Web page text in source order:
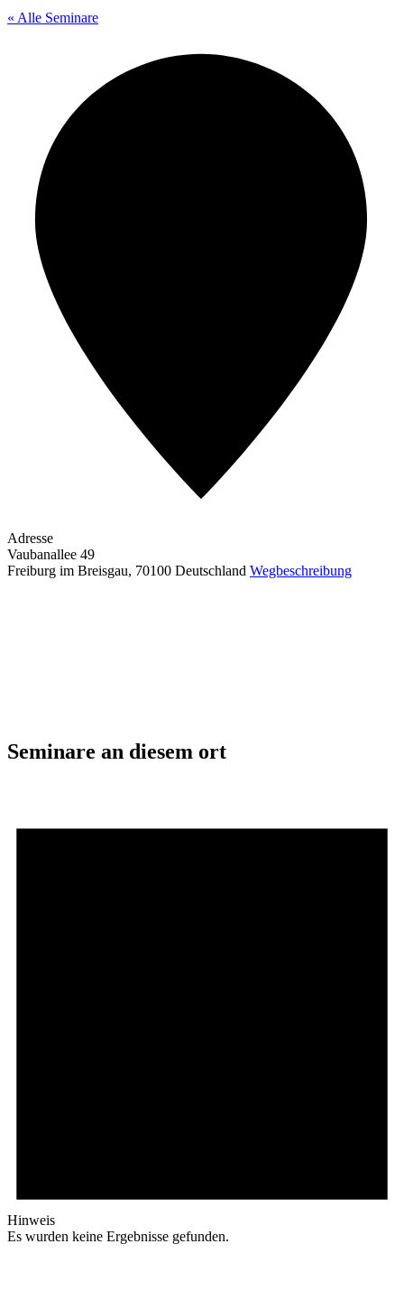
« Alle Seminare
Adresse
Vaubanallee 49
Freiburg im Breisgau, 70100 Deutschland Wegbeschreibung
Seminare an diesem ort
Hinweis
Es wurden keine Ergebnisse gefunden.